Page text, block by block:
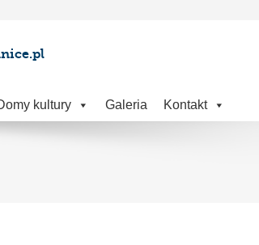
kultury Galeria Kontakt